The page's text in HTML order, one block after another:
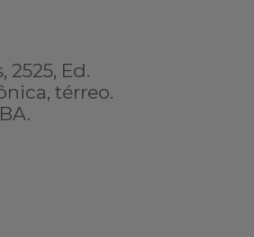
2525, Ed.
térreo.